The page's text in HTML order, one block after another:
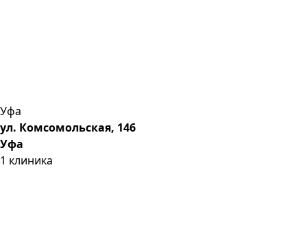
Уфа
ул. Комсомольская, 146
Уфа
1 клиника